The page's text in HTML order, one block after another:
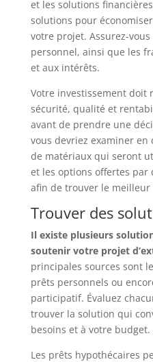
et les solutions
solutions pour
votre projet. Assurez-
personnel, ainsi que les
et aux intérêts.
Votre investissement doit
sécurité, qualité et
avant de prendre une
vous devriez examiner
de matériaux qui seront
et les options offertes
afin de trouver le
Trouver des
Il existe plusieurs
soutenir votre projet
principales sources sont
prêts personnels ou
participatif. Évaluez
trouver la solution qui
besoins et à votre budget.
Les prêts hypothécaires